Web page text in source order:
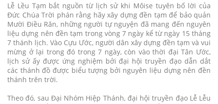
Lễ Lều Tạm bắt nguồn từ lịch sử khi Môise tuyên bố lời của
Đức Chúa Trời phán rằng hãy xây dựng đền tạm để bảo quản
Mười Điều Răn, những người tự nguyện đã mang đến nguyên
liệu dựng nên đền tạm trong vòng 7 ngày kể từ ngày 15 tháng
7 thánh lịch. Vào Cựu Ước, người dân xây dựng đền tạm và vui
mừng ở lại trong đó trong 7 ngày, còn vào thời đại Tân Ước,
lịch sử ấy được ứng nghiệm bởi đại hội truyền đạo dẫn dắt
các thánh đồ được biểu tượng bởi nguyên liệu dựng nên đền
thánh trên trời.
Theo đó, sau Đại Nhóm Hiệp Thánh, đại hội truyền đạo Lễ Lễu